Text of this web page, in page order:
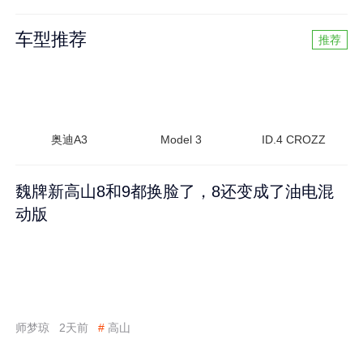
车型推荐 推荐
奥迪A3 Model 3 ID.4 CROZZ
魏牌新高山8和9都换脸了，8还变成了油电混
动版
师梦琼 2天前 # 高山